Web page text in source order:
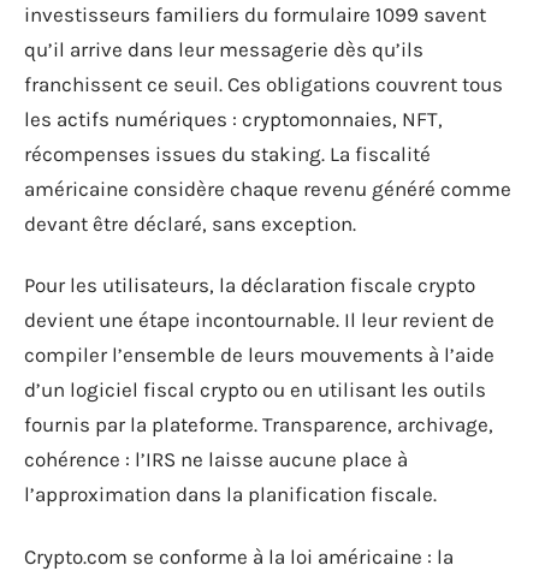
investisseurs familiers du formulaire 1099 savent
qu’il arrive dans leur messagerie dès qu’ils
franchissent ce seuil. Ces obligations couvrent tous
les actifs numériques : cryptomonnaies, NFT,
récompenses issues du staking. La fiscalité
américaine considère chaque revenu généré comme
devant être déclaré, sans exception.
Pour les utilisateurs, la déclaration fiscale crypto
devient une étape incontournable. Il leur revient de
compiler l’ensemble de leurs mouvements à l’aide
d’un logiciel fiscal crypto ou en utilisant les outils
fournis par la plateforme. Transparence, archivage,
cohérence : l’IRS ne laisse aucune place à
l’approximation dans la planification fiscale.
Crypto.com se conforme à la loi américaine : la